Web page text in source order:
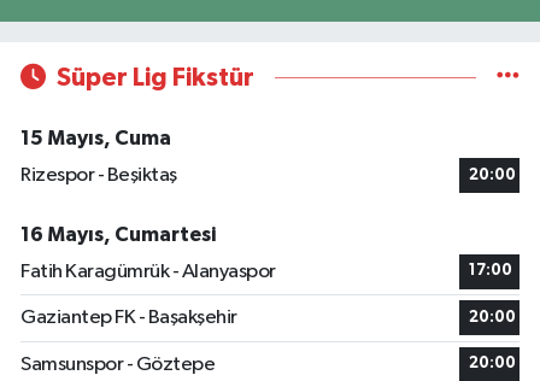
Süper Lig Fikstür
15 Mayıs, Cuma
Rizespor - Beşiktaş
20:00
16 Mayıs, Cumartesi
Fatih Karagümrük - Alanyaspor
17:00
Gaziantep FK - Başakşehir 20:00
Samsunspor - Göztepe 20:00